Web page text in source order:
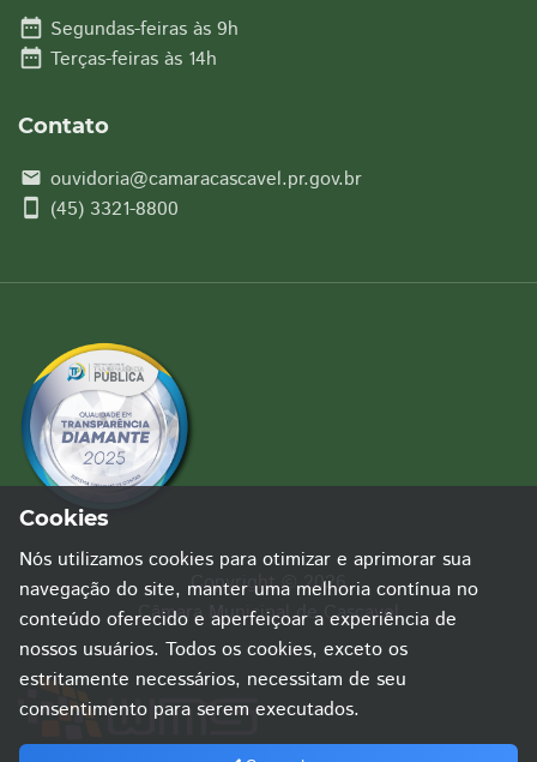
date_range Segundas-feiras às 9h
date_range Terças-feiras às 14h
Contato
email ouvidoria@camaracascavel.pr.gov.br
smartphone (45) 3321-8800
Copyright © 2026
Câmara Municipal de Cascavel
Cookies
Nós utilizamos cookies para otimizar e aprimorar sua
navegação do site, manter uma melhoria contínua no
conteúdo oferecido e aperfeiçoar a experiência de
nossos usuários. Todos os cookies, exceto os
estritamente necessários, necessitam de seu
consentimento para serem executados.